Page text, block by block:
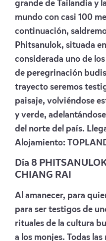
grande de Tailandia y
mundo con casi 100
continuación,
Phitsanulok, situada
considerada uno de
de peregrinación
trayecto seremos
paisaje, volviéndose
y verde,
del norte del país.
Alojamiento:
Día 8
CHIANG RAI
Al amanecer, para
para ser testigos de
rituales de la cultura
a los monjes. Todas